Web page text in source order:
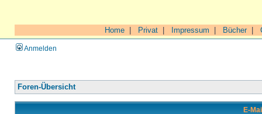
Home Privat Impressum Bücher|
Anmelden
Foren-Übersicht
E-